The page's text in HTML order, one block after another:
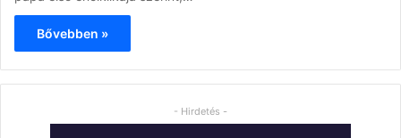
Bővebben »
- Hirdetés -